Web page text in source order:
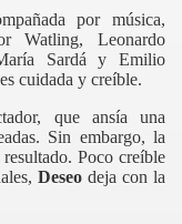
por música,
Watling, Leonardo
Sardá y Emilio
cuidada y creíble.
que ansía una
Sin embargo, la
Poco creíble
Deseo deja con la